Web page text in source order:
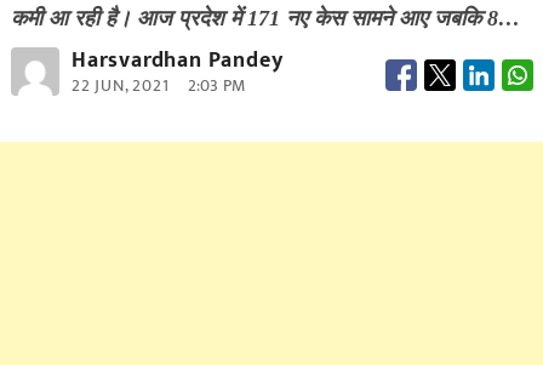
कमी आ रही है। आज प्रदेश में 171 नए केस सामने आए जबकि 8…
Harsvardhan Pandey
22 JUN, 2021 2:03 PM